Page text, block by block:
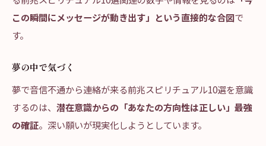
この瞬間にメッセージが動き出す」という直接的な合図で
す。
夢の中で気づく
夢で音信不通から連絡が来る前兆スピリチュアル10選を意識
するのは、 潜在意識からの「あなたの方向性は正しい」最強
の確証。深い願いが現実化しようとしています。